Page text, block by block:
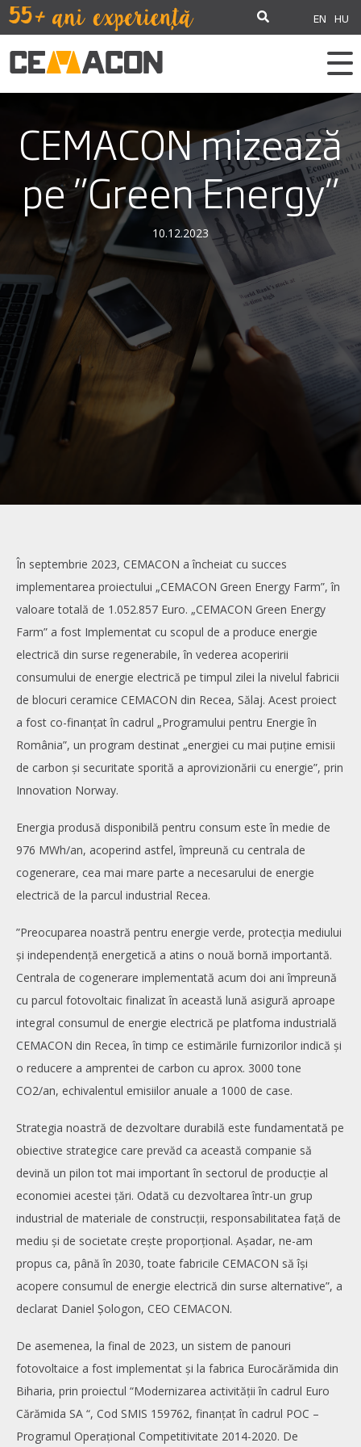
EN HU
CEMACON mizează
pe ”Green Energy”
10.12.2023
În septembrie 2023, CEMACON a încheiat cu succes
implementarea proiectului „CEMACON Green Energy Farm”, în
valoare totală de 1.052.857 Euro. „CEMACON Green Energy
Farm” a fost Implementat cu scopul de a produce energie
electrică din surse regenerabile, în vederea acoperirii
consumului de energie electrică pe timpul zilei la nivelul fabricii
de blocuri ceramice CEMACON din Recea, Sălaj. Acest proiect
a fost co-finanțat în cadrul „Programului pentru Energie în
România”, un program destinat „energiei cu mai puține emisii
de carbon și securitate sporită a aprovizionării cu energie”, prin
Innovation Norway.
Energia produsă disponibilă pentru consum este în medie de
976 MWh/an, acoperind astfel, împreună cu centrala de
cogenerare, cea mai mare parte a necesarului de energie
electrică de la parcul industrial Recea.
”Preocuparea noastră pentru energie verde, protecția mediului
și independență energetică a atins o nouă bornă importantă.
Centrala de cogenerare implementată acum doi ani împreună
cu parcul fotovoltaic finalizat în această lună asigură aproape
integral consumul de energie electrică pe platfoma industrială
CEMACON din Recea, în timp ce estimările furnizorilor indică și
o reducere a amprentei de carbon cu aprox. 3000 tone
CO2/an, echivalentul emisiilor anuale a 1000 de case.
Strategia noastră de dezvoltare durabilă este fundamentată pe
obiective strategice care prevăd ca această companie să
devină un pilon tot mai important în sectorul de producție al
economiei acestei țări. Odată cu dezvoltarea într-un grup
industrial de materiale de construcții, responsabilitatea față de
mediu și de societate crește proporțional. Așadar, ne-am
propus ca, până în 2030, toate fabricile CEMACON să își
acopere consumul de energie electrică din surse alternative”, a
declarat Daniel Șologon, CEO CEMACON.
De asemenea, la final de 2023, un sistem de panouri
fotovoltaice a fost implementat și la fabrica Eurocărămida din
Biharia, prin proiectul “Modernizarea activității în cadrul Euro
Cărămida SA “, Cod SMIS 159762, finanțat în cadrul POC –
Programul Operațional Competitivitate 2014-2020. De